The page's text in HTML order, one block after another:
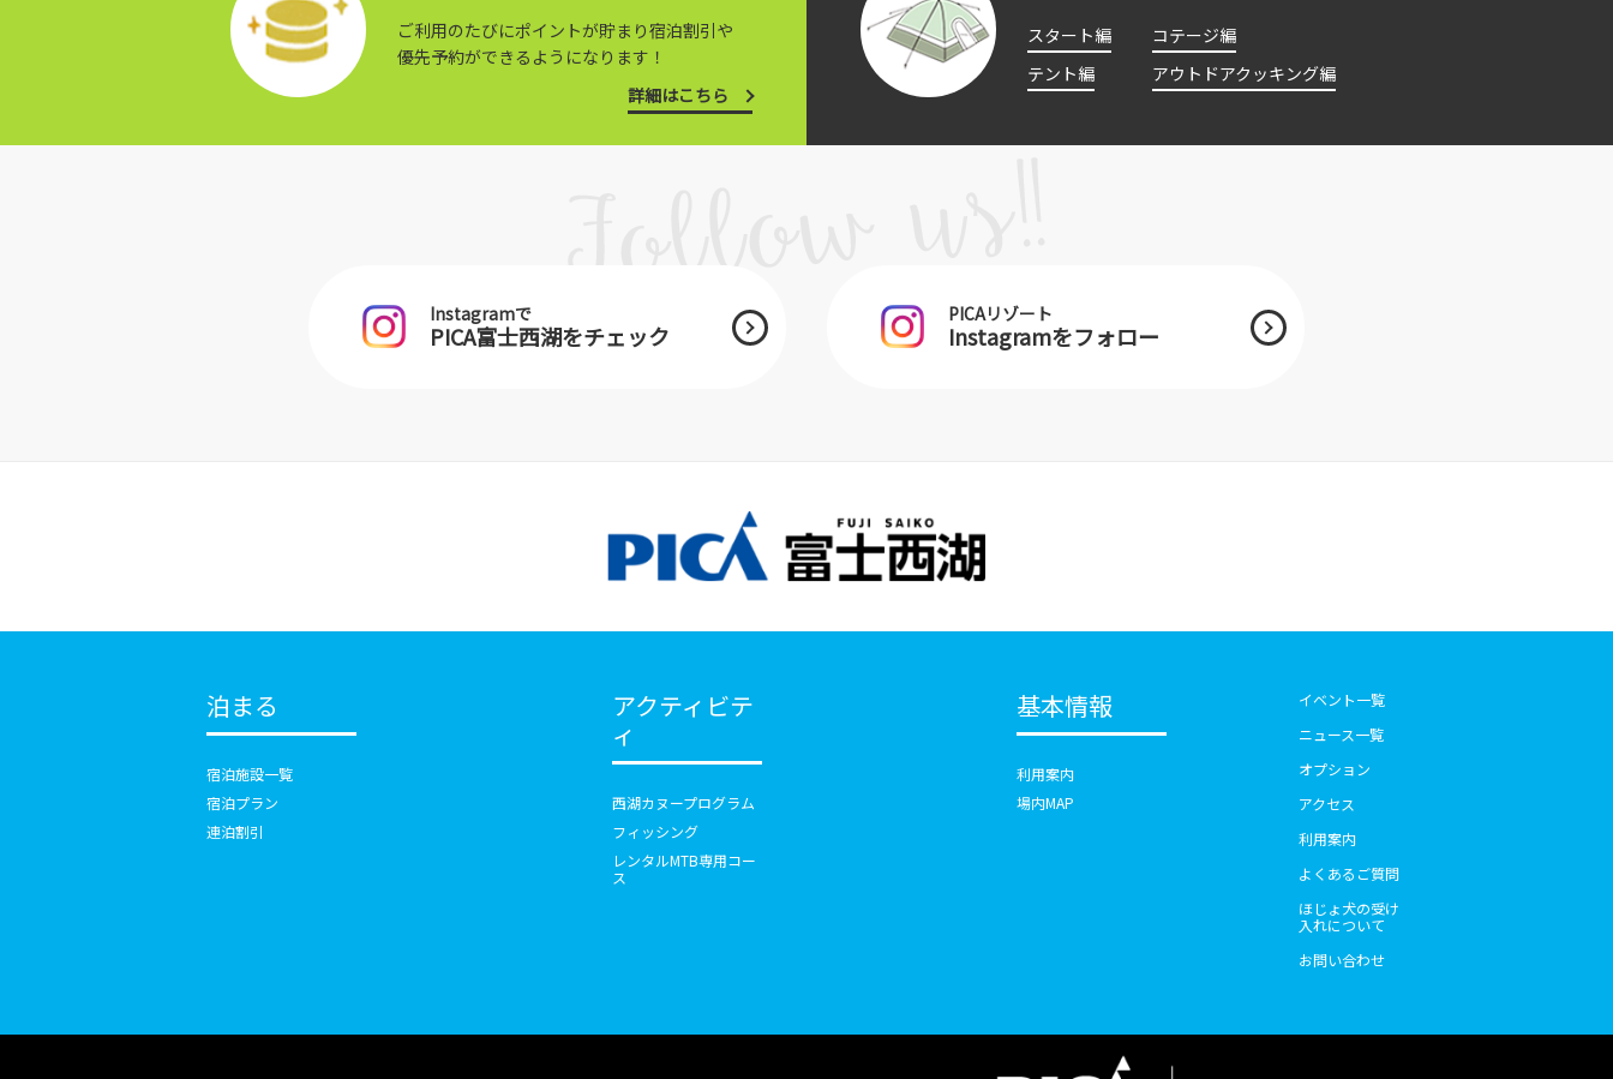
ご利用のたびにポイントが貯まり宿泊割引や
優先予約ができるようになります！
詳細はこちら
スタート編
コテージ編
テント編
アウトドアクッキング編
Instagramで
PICA富士西湖をチェック
PICAリゾート
Instagramをフォロー
泊まる
宿泊施設一覧
宿泊プラン
連泊割引
アクティビテ
ィ
西湖カヌープログラム
フィッシング
レンタルMTB専用コー
ス
基本情報
利用案内
場内MAP
イベント一覧
ニュース一覧
オプション
アクセス
利用案内
よくあるご質問
ほじょ犬の受け
入れについて
お問い合わせ